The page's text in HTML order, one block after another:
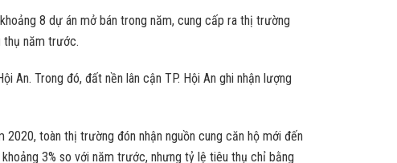
8 dự án mở bán trong năm, cung cấp ra thị trường
thụ năm trước.
An. Trong đó, đất nền lân cận TP. Hội An ghi nhận lượng
toàn thị trường đón nhận nguồn cung căn hộ mới đến
3% so với năm trước, nhưng tỷ lệ tiêu thụ chỉ bằng